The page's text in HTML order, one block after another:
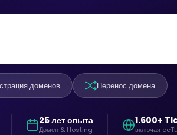
доменов Перенос домена
25 лет опыта
Домен & Hosting
1.600+
включая